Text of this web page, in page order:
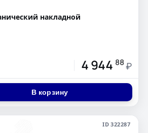
накладной
4 944 88 ₽
В корзину
ID 322287